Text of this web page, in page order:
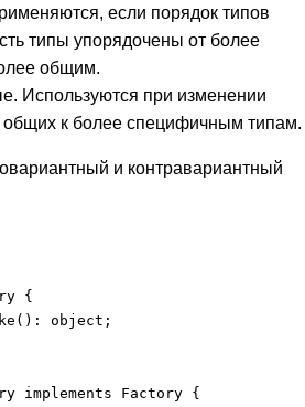
если порядок типов
типы упорядочены от более
общим.
Используются при изменении
общих к более специфичным типам.
и контравариантный
{
object;
implements Factory {